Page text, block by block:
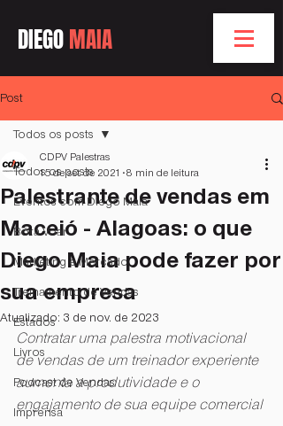
DIEGOMAIA
Post
Todos os posts
Eventos com Diego Maia
Bóra Voar
Marketing e Mercado
Treinamento de Vendas
Estados
Livros
Podcast de Vendas
Imprensa
Todos os posts
Palestrante de vendas em
Maceió - Alagoas: o que
Diego Maia pode fazer por
sua empresa
CDPV Palestras
15 de set. de 2021
8 min de leitura
Atualizado: 3 de nov. de 2023
Contratar uma palestra motivacional
de vendas de um treinador experiente
aumenta a produtividade e o
engajamento de sua equipe comercial